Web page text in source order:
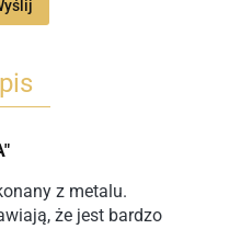
z metalu.
że jest bardzo